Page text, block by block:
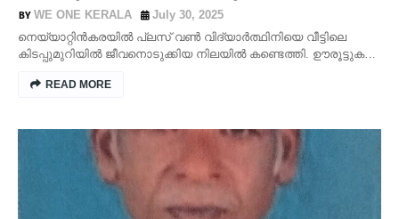
WE ONE KERALA
July 30, 2025
നെയ്യാറ്റിന്‍കരയില്‍ പ്ലസ് വണ്‍ വിദ്യാര്‍ത്ഥിനിയെ വീട്ടിലെ
കിടപ്പുമുറിയില്‍ ജീവനൊടുക്കിയ നിലയില്‍ കണ്ടെത്തി. ഊരൂട്ടുക…
READ MORE